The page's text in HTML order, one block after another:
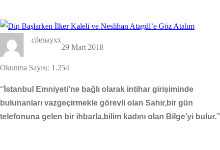
cilenayxx
29 Mart 2018
Okunma Sayısı: 1.254
‘’İstanbul Emniyeti’ne bağlı olarak intihar girişiminde
bulunanları vazgeçirmekle görevli olan Sahir,bir gün
telefonuna gelen bir ihbarla,bilim kadını olan Bilge’yi bulur.’’